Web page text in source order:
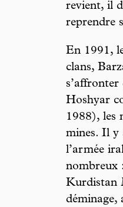
revient, il
reprendre
En 1991,
clans,
s’affronter
Hoshyar
1988), les
mines. Il y
l’armée
nombreux
Kurdistan
déminage,